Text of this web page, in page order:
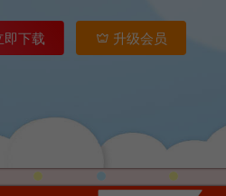
即下载 升级会员